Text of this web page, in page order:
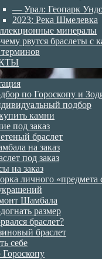
— Урал: Геопарк
2023: Река Шмелевка
минералы
рвутся браслеты с
по Гороскопу и
подбор
камни
под заказ
браслет
на заказ
под заказ
на заказ
личного
Шамбала
размер
браслет?
браслет
себе